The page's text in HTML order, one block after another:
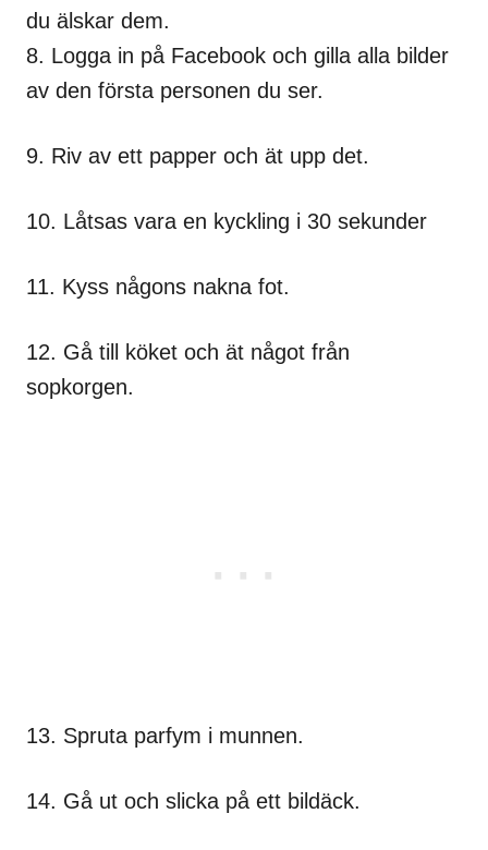
du älskar dem.
8. Logga in på Facebook och gilla alla bilder
av den första personen du ser.
9. Riv av ett papper och ät upp det.
10. Låtsas vara en kyckling i 30 sekunder
11. Kyss någons nakna fot.
12. Gå till köket och ät något från
sopkorgen.
13. Spruta parfym i munnen.
14. Gå ut och slicka på ett bildäck.